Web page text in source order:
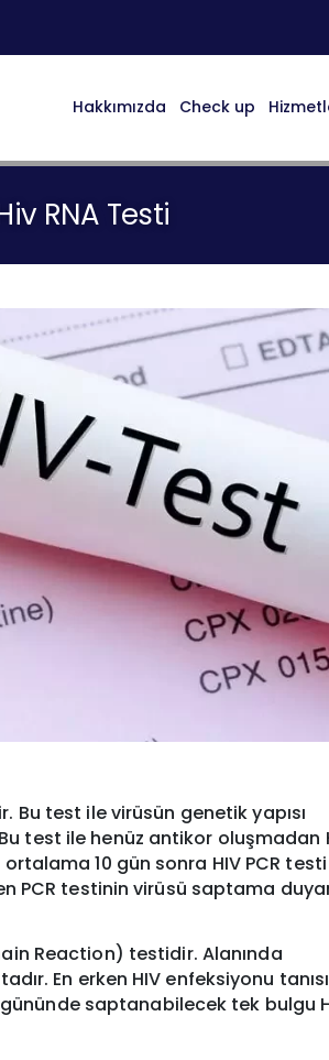
Hakkımızda Check up
RNA Testi
Bu test ile virüsün genetik yapısı
test ile henüz antikor oluşmadan
10 gün sonra HIV PCR
testinin virüsü saptama
Reaction) testidir. Alanında
En erken HIV enfeksiyonu tanısı
saptanabilecek tek bulgu